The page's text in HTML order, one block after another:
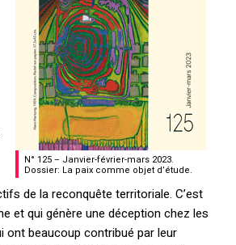
N° 125 – Janvier-février-mars 2023.
Dossier: La paix comme objet d’étude.
de la reconquête territoriale. C’est
et qui génère une déception chez les
ont beaucoup contribué par leur